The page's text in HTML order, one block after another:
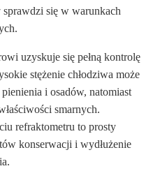
się w warunkach
uzyskuje się pełną kontrolę
stężenie chłodziwa może
i osadów, natomiast
smarnych.
refraktometru to prosty
konserwacji i wydłużenie